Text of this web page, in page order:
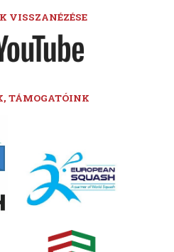
VISSZANÉZÉSE
TÁMOGATÓINK